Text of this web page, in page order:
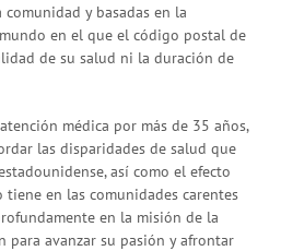
y basadas en la
en el que el código postal de
de su salud ni la duración de
médica por más de 35 años,
las disparidades de salud que
así como el efecto
en las comunidades carentes
en la misión de la
para avanzar su pasión y afrontar